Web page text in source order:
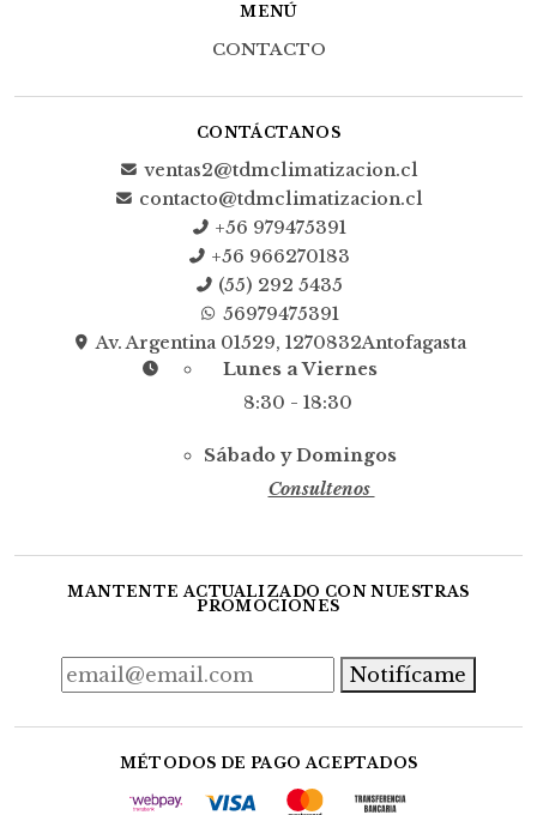
MENÚ
CONTACTO
CONTÁCTANOS
ventas2@tdmclimatizacion.cl
contacto@tdmclimatizacion.cl
+56 979475391
+56 966270183
(55) 292 5435
56979475391
Av. Argentina 01529, 1270832Antofagasta
Lunes a Viernes
8:30 - 18:30
Sábado y Domingos
Consultenos
MANTENTE ACTUALIZADO CON NUESTRAS
PROMOCIONES
Notifícame
MÉTODOS DE PAGO ACEPTADOS